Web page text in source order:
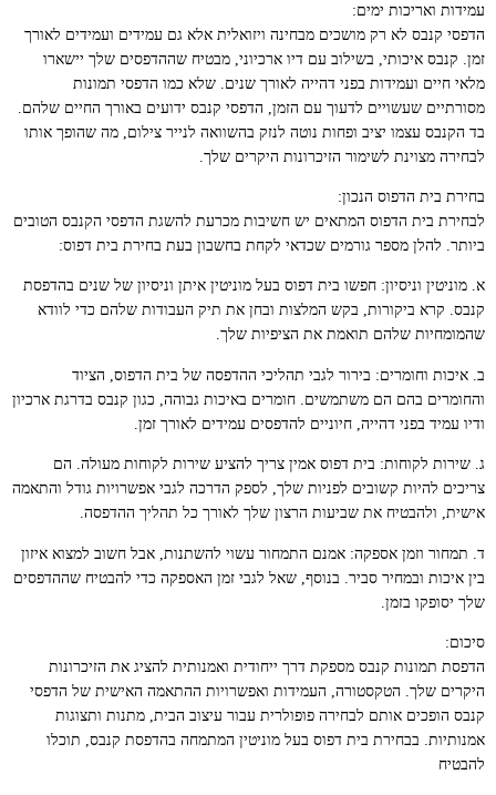
עמידות ואריכות ימים:
הדפסי קנבס לא רק מושכים מבחינה ויזואלית אלא גם עמידים ועמידים לאורך
זמן. קנבס איכותי, בשילוב עם דיו ארכיוני, מבטיח שההדפסים שלך יישארו
מלאי חיים ועמידות בפני דהייה לאורך שנים. שלא כמו הדפסי תמונות
מסורתיים שעשויים לדעוך עם הזמן, הדפסי קנבס ידועים באורך החיים שלהם.
בד הקנבס עצמו יציב ופחות נוטה לנזק בהשוואה לנייר צילום, מה שהופך אותו
לבחירה מצוינת לשימור הזיכרונות היקרים שלך.
בחירת בית הדפוס הנכון:
לבחירת בית הדפוס המתאים יש חשיבות מכרעת להשגת הדפסי הקנבס הטובים
ביותר. להלן מספר גורמים שכדאי לקחת בחשבון בעת בחירת בית דפוס:
א. מוניטין וניסיון: חפשו בית דפוס בעל מוניטין איתן וניסיון של שנים בהדפסת
קנבס. קרא ביקורות, בקש המלצות ובחן את תיק העבודות שלהם כדי לוודא
שהמומחיות שלהם תואמת את הציפיות שלך.
ב. איכות וחומרים: בירור לגבי תהליכי ההדפסה של בית הדפוס, הציוד
והחומרים בהם הם משתמשים. חומרים באיכות גבוהה, כגון קנבס בדרגת ארכיון
ודיו עמיד בפני דהייה, חיוניים להדפסים עמידים לאורך זמן.
ג. שירות לקוחות: בית דפוס אמין צריך להציע שירות לקוחות מעולה. הם
צריכים להיות קשובים לפניות שלך, לספק הדרכה לגבי אפשרויות גודל והתאמה
אישית, ולהבטיח את שביעות הרצון שלך לאורך כל תהליך ההדפסה.
ד. תמחור וזמן אספקה: אמנם התמחור עשוי להשתנות, אבל חשוב למצוא איזון
בין איכות ובמחיר סביר. בנוסף, שאל לגבי זמן האספקה כדי להבטיח שההדפסים
שלך יסופקו בזמן.
סיכום:
הדפסת תמונות קנבס מספקת דרך ייחודית ואמנותית להציג את הזיכרונות
היקרים שלך. הטקסטורה, העמידות ואפשרויות ההתאמה האישית של הדפסי
קנבס הופכים אותם לבחירה פופולרית עבור עיצוב הבית, מתנות ותצוגות
אמנותיות. בבחירת בית דפוס בעל מוניטין המתמחה בהדפסת קנבס, תוכלו
להבטיח